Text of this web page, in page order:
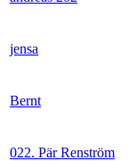
jensa
Bernt
022. Pär Renström